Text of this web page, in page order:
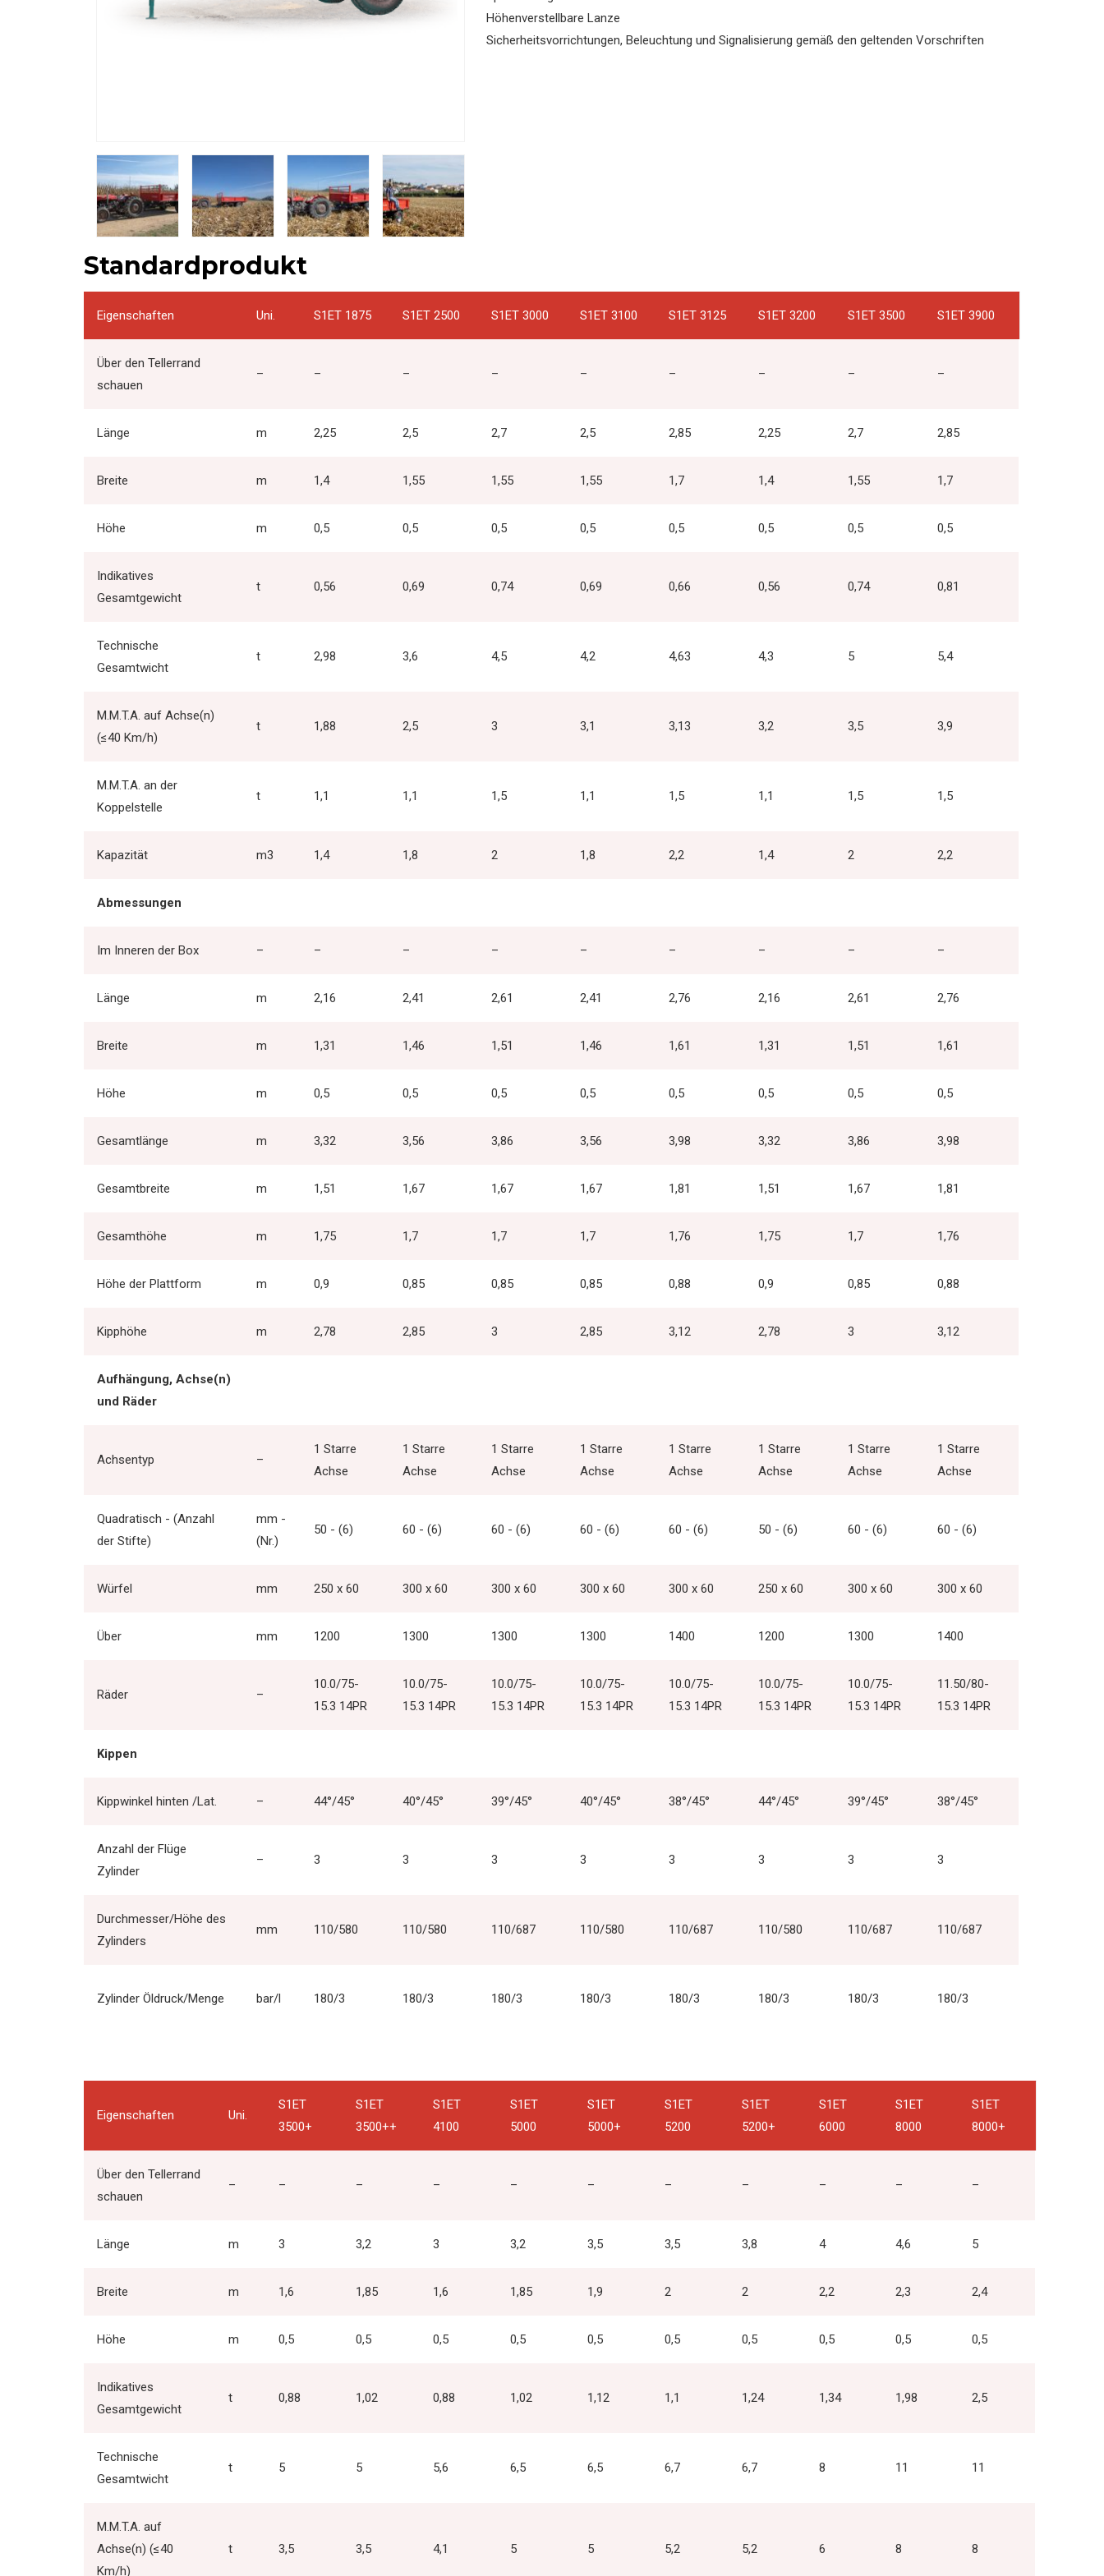
Höhenverstellbare Lanze
Sicherheitsvorrichtungen, Beleuchtung und Signalisierung gemäß den geltenden Vorschriften
Standardprodukt
Eigenschaften Uni. S1ET 1875 S1ET 2500 S1ET 3000 S1ET 3100 S1ET 3125 S1ET 3200 S1ET 3500 S1ET 3900
Über den Tellerrand
schauen
– – – – – – – – –
Länge m 2,25 2,5 2,7 2,5 2,85 2,25 2,7 2,85
Breite m 1,4 1,55 1,55 1,55 1,7 1,4 1,55 1,7
Höhe m 0,5 0,5 0,5 0,5 0,5 0,5 0,5 0,5
Indikatives
Gesamtgewicht
t 0,56 0,69 0,74 0,69 0,66 0,56 0,74 0,81
Technische
Gesamtwicht
t 2,98 3,6 4,5 4,2 4,63 4,3 5 5,4
M.M.T.A. auf Achse(n)
(≤40 Km/h)
t 1,88 2,5 3 3,1 3,13 3,2 3,5 3,9
M.M.T.A. an der
Koppelstelle
t 1,1 1,1 1,5 1,1 1,5 1,1 1,5 1,5
Kapazität m3 1,4 1,8 2 1,8 2,2 1,4 2 2,2
Abmessungen
Im Inneren der Box – – – – – – – – –
Länge m 2,16 2,41 2,61 2,41 2,76 2,16 2,61 2,76
Breite m 1,31 1,46 1,51 1,46 1,61 1,31 1,51 1,61
Höhe m 0,5 0,5 0,5 0,5 0,5 0,5 0,5 0,5
Gesamtlänge m 3,32 3,56 3,86 3,56 3,98 3,32 3,86 3,98
Gesamtbreite m 1,51 1,67 1,67 1,67 1,81 1,51 1,67 1,81
Gesamthöhe m 1,75 1,7 1,7 1,7 1,76 1,75 1,7 1,76
Höhe der Plattform m 0,9 0,85 0,85 0,85 0,88 0,9 0,85 0,88
Kipphöhe m 2,78 2,85 3 2,85 3,12 2,78 3 3,12
Aufhängung, Achse(n)
und Räder
Achsentyp –
1 Starre
Achse
1 Starre
Achse
1 Starre
Achse
1 Starre
Achse
1 Starre
Achse
1 Starre
Achse
1 Starre
Achse
1 Starre
Achse
Quadratisch - (Anzahl
der Stifte)
mm -
(Nr.)
50 - (6) 60 - (6) 60 - (6) 60 - (6) 60 - (6) 50 - (6) 60 - (6) 60 - (6)
Würfel mm 250 x 60 300 x 60 300 x 60 300 x 60 300 x 60 250 x 60 300 x 60 300 x 60
Über mm 1200 1300 1300 1300 1400 1200 1300 1400
Räder –
10.0/75-
15.3 14PR
10.0/75-
15.3 14PR
10.0/75-
15.3 14PR
10.0/75-
15.3 14PR
10.0/75-
15.3 14PR
10.0/75-
15.3 14PR
10.0/75-
15.3 14PR
11.50/80-
15.3 14PR
Kippen
Kippwinkel hinten /Lat. – 44°/45° 40°/45° 39°/45° 40°/45° 38°/45° 44°/45° 39°/45° 38°/45°
Anzahl der Flüge
Zylinder
– 3 3 3 3 3 3 3 3
Durchmesser/Höhe des
Zylinders
mm 110/580 110/580 110/687 110/580 110/687 110/580 110/687 110/687
Zylinder Öldruck/Menge bar/l 180/3 180/3 180/3 180/3 180/3 180/3 180/3 180/3
Eigenschaften Uni.
S1ET
3500+
S1ET
3500++
S1ET
4100
S1ET
5000
S1ET
5000+
S1ET
5200
S1ET
5200+
S1ET
6000
S1ET
8000
S1ET
8000+
Über den Tellerrand
schauen
– – – – – – – – – – –
Länge m 3 3,2 3 3,2 3,5 3,5 3,8 4 4,6 5
Breite m 1,6 1,85 1,6 1,85 1,9 2 2 2,2 2,3 2,4
Höhe m 0,5 0,5 0,5 0,5 0,5 0,5 0,5 0,5 0,5 0,5
Indikatives
Gesamtgewicht
t 0,88 1,02 0,88 1,02 1,12 1,1 1,24 1,34 1,98 2,5
Technische
Gesamtwicht
t 5 5 5,6 6,5 6,5 6,7 6,7 8 11 11
M.M.T.A. auf
Achse(n) (≤40
Km/h)
t 3,5 3,5 4,1 5 5 5,2 5,2 6 8 8